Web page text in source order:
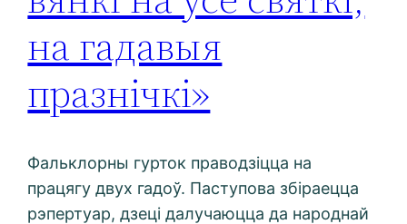
на гадавыя
празнічкі»
Фальклорны гурток праводзіцца на
працягу двух гадоў. Паступова збіраецца
рэпертуар, дзеці далучаюцца да народнай